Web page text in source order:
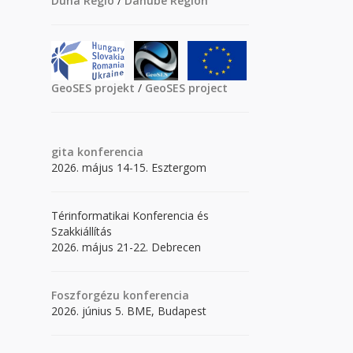
GeoSES projekt / GeoSES project
gita konferencia
2026. május 14-15. Esztergom
Térinformatikai Konferencia és
Szakkiállítás
2026. május 21-22. Debrecen
Foszforgézu konferencia
2026. június 5. BME, Budapest